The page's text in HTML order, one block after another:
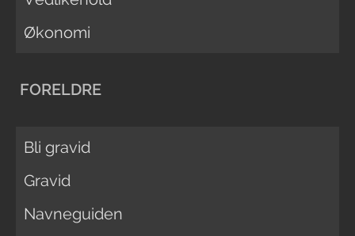
Økonomi
FORELDRE
Bli gravid
Gravid
Navneguiden